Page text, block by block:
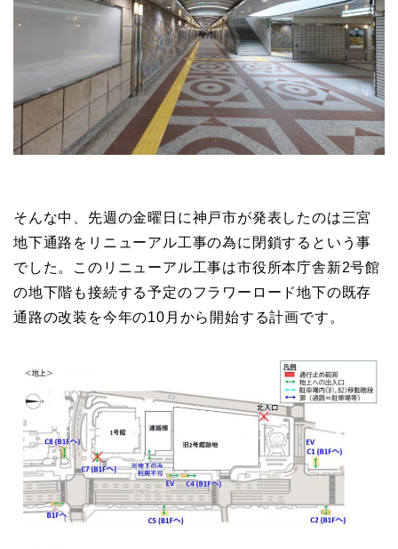
そんな中、先週の金曜日に神戸市が発表したのは三宮
地下通路をリニューアル工事の為に閉鎖するという事
でした。このリニューアル工事は市役所本庁舎新2号館
の地下階も接続する予定のフラワーロード地下の既存
通路の改装を今年の10月から開始する計画です。